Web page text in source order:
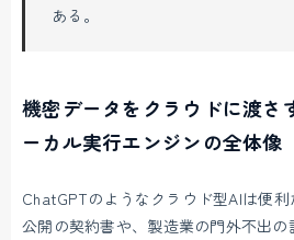
ある。
機密データをクラウドに渡さ
ーカル実行エンジンの全体像
ChatGPTのようなクラウド型AIは便
公開の契約書や、製造業の門外不出